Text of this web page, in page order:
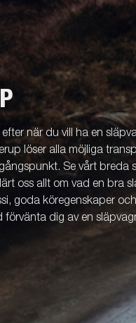
när du vill ha en
löser alla möjliga
Se vårt breda
oss allt om vad en bra
goda köregenskaper
förvänta dig av en